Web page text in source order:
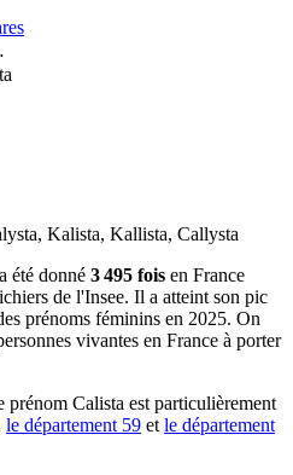
Kalista, Kallista, Callysta
été donné 3 495 fois en France
de l'Insee. Il a atteint son pic
prénoms féminins en 2025. On
vivantes en France à porter
prénom Calista est particulièrement
le département 59 et le département